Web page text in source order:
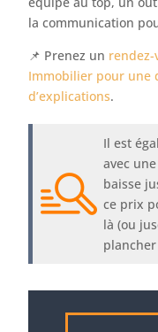
la communication
📌 Prenez un rendez-
Immobilier pour une
d’explications.
Il est
avec
baisse
ce prix
là (ou